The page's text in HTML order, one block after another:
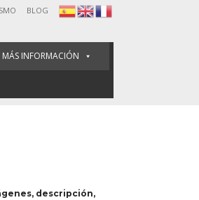
BLOG
MÁS INFORMACIÓN
descripción,